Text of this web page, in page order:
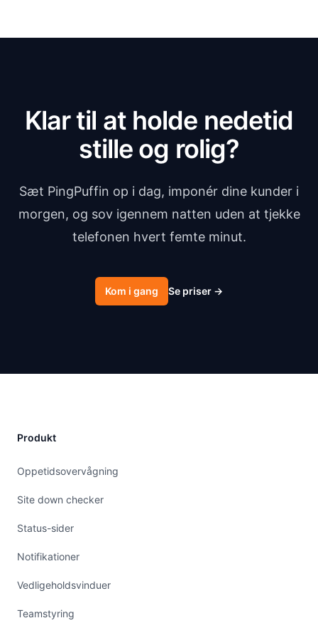
Klar til at holde nedetid
stille og rolig?
Sæt PingPuffin op i dag, imponér dine kunder i
morgen, og sov igennem natten uden at tjekke
telefonen hvert femte minut.
Kom i gang Se priser →
Produkt
Oppetidsovervågning
Site down checker
Status-sider
Notifikationer
Vedligeholdsvinduer
Teamstyring